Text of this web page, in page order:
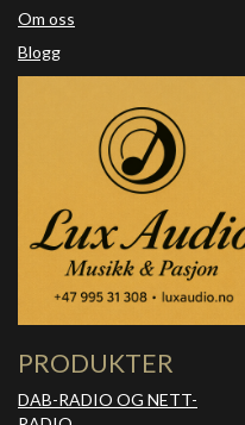
Om oss
Blogg
PRODUKTER
DAB-RADIO OG NETT-